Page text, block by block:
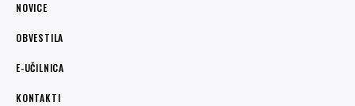
NOVICE
OBVESTILA
E-UČILNICA
KONTAKTI